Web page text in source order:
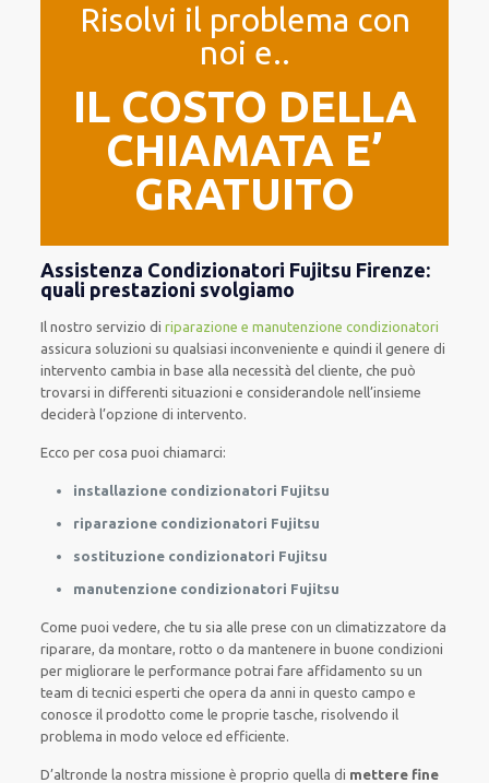
Risolvi il problema con
noi e..
IL COSTO DELLA
CHIAMATA E’
GRATUITO
Assistenza Condizionatori Fujitsu Firenze:
quali prestazioni svolgiamo
Il nostro servizio diriparazione e manutenzione condizionatori
assicura soluzioni su qualsiasi inconveniente e quindi il genere di
intervento cambia in base alla necessità del cliente, che può
trovarsi in differenti situazioni e considerandole nell’insieme
deciderà l’opzione di intervento.
Ecco per cosa puoi chiamarci:
installazione condizionatori Fujitsu
riparazione condizionatori Fujitsu
sostituzione condizionatori Fujitsu
manutenzione condizionatori Fujitsu
Come puoi vedere, che tu sia alle prese con un climatizzatore da
riparare, da montare, rotto o da mantenere in buone condizioni
per migliorare le performance potrai fare affidamento su un
team di tecnici esperti che opera da anni in questo campo e
conosce il prodotto come le proprie tasche, risolvendo il
problema in modo veloce ed efficiente.
D’altronde la nostra missione è proprio quella di mettere fine